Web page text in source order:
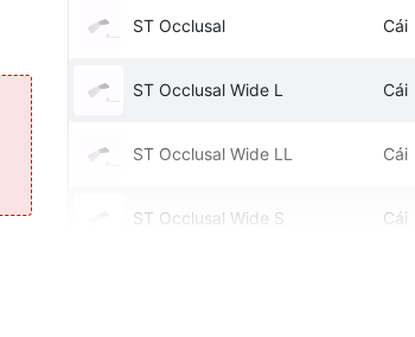
ST Occlusal Cái
ST Occlusal Wide L Cái
ST Occlusal Wide LL Cái
ST Occlusal Wide S Cái